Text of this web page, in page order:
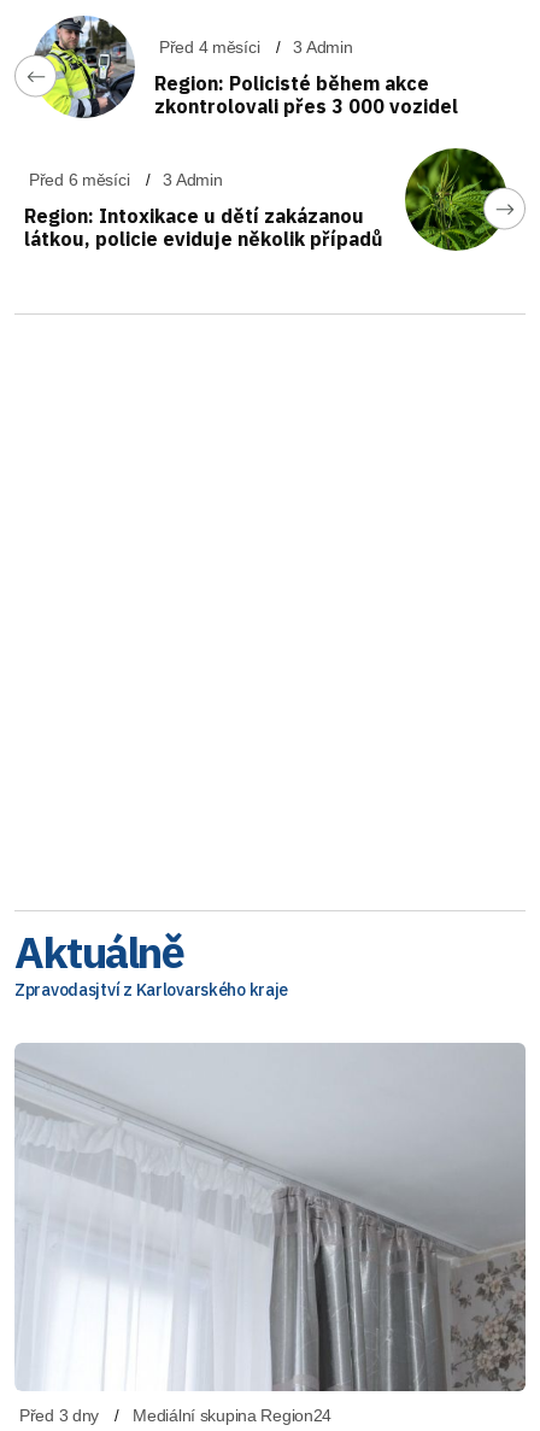
Před 4 měsíci 3 Admin
Region: Policisté během akce
zkontrolovali přes 3 000 vozidel
Před 6 měsíci 3 Admin
Region: Intoxikace u dětí zakázanou
látkou, policie eviduje několik případů
Aktuálně
Zpravodasjtví z Karlovarského kraje
Před 3 dny Mediální skupina Region24